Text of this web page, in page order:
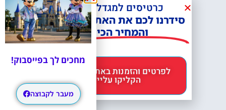
כרטיסים למגדל אייפל?
סידרנו לכם את האתר הכי אמין -
והמחיר הכי זול!
הקליקו עליי 😊
מחכים לך בפייסבוק!
מעבר לקבוצה